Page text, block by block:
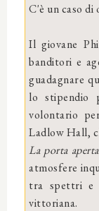
C'è un caso di
Il giovane
banditori e
guadagnare
lo stipendio
volontario
Ladlow Hall,
La porta aperta
atmosfere
tra spettri e
vittoriana.